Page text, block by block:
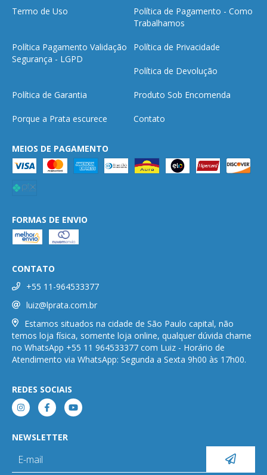
Termo de Uso
Política de Pagamento - Como
Trabalhamos
Política Pagamento Validação
Segurança - LGPD
Política de Privacidade
Política de Devolução
Política de Garantia Produto Sob Encomenda
Porque a Prata escurece Contato
MEIOS DE PAGAMENTO
FORMAS DE ENVIO
CONTATO
+55 11-964533377
luiz@lprata.com.br
Estamos situados na cidade de São Paulo capital, não
temos loja física, somente loja online, qualquer dúvida chame
no WhatsApp +55 11 964533377 com Luiz - Horário de
Atendimento via WhatsApp: Segunda a Sexta 9h00 às 17h00.
REDES SOCIAIS
NEWSLETTER